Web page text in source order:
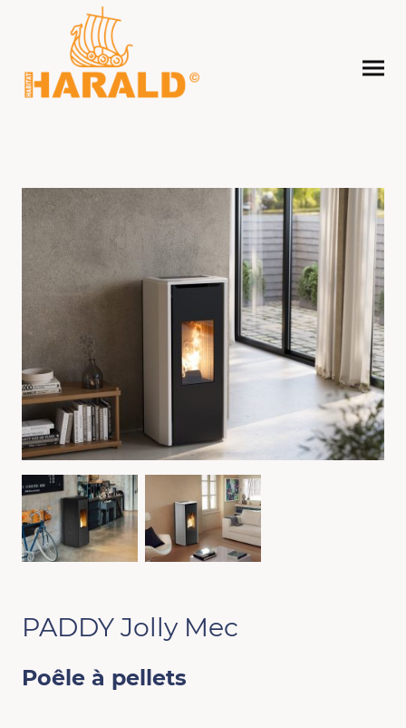
PADDY Jolly Mec
Poêle à pellets